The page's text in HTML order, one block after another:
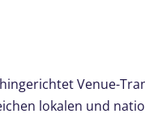
Venue-
lokalen und